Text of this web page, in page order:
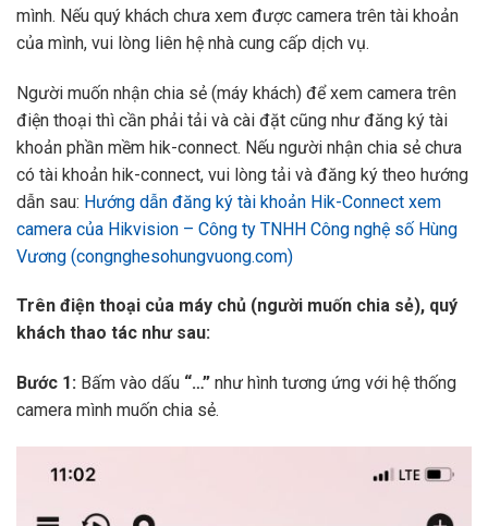
mình. Nếu quý khách chưa xem được camera trên tài khoản
của mình, vui lòng liên hệ nhà cung cấp dịch vụ.
Người muốn nhận chia sẻ (máy khách) để xem camera trên
điện thoại thì cần phải tải và cài đặt cũng như đăng ký tài
khoản phần mềm hik-connect. Nếu người nhận chia sẻ chưa
có tài khoản hik-connect, vui lòng tải và đăng ký theo hướng
dẫn sau: Hướng dẫn đăng ký tài khoản Hik-Connect xem
camera của Hikvision – Công ty TNHH Công nghệ số Hùng
Vương (congnghesohungvuong.com)
Trên điện thoại của máy chủ (người muốn chia sẻ), quý
khách thao tác như sau:
Bước 1: Bấm vào dấu “…” như hình tương ứng với hệ thống
camera mình muốn chia sẻ.